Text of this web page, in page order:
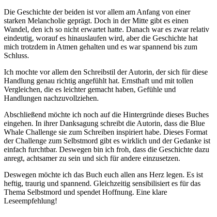
Die Geschichte der beiden ist vor allem am Anfang von einer
starken Melancholie geprägt. Doch in der Mitte gibt es einen
Wandel, den ich so nicht erwartet hatte. Danach war es zwar relativ
eindeutig, worauf es hinauslaufen wird, aber die Geschichte hat
mich trotzdem in Atmen gehalten und es war spannend bis zum
Schluss.
Ich mochte vor allem den Schreibstil der Autorin, der sich für diese
Handlung genau richtig angefühlt hat. Ernsthaft und mit tollen
Vergleichen, die es leichter gemacht haben, Gefühle und
Handlungen nachzuvollziehen.
Abschließend möchte ich noch auf die Hintergründe dieses Buches
eingehen. In ihrer Danksagung schreibt die Autorin, dass die Blue
Whale Challenge sie zum Schreiben inspiriert habe. Dieses Format
der Challenge zum Selbstmord gibt es wirklich und der Gedanke ist
einfach furchtbar. Deswegen bin ich froh, dass die Geschichte dazu
anregt, achtsamer zu sein und sich für andere einzusetzen.
Deswegen möchte ich das Buch euch allen ans Herz legen. Es ist
heftig, traurig und spannend. Gleichzeitig sensibilisiert es für das
Thema Selbstmord und spendet Hoffnung. Eine klare
Leseempfehlung!